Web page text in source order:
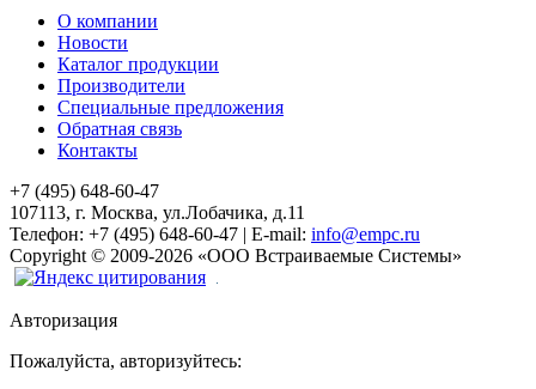
О компании
Новости
Каталог продукции
Производители
Специальные предложения
Обратная связь
Контакты
+7 (495) 648-60-47
107113, г. Москва, ул.Лобачика, д.11
Телефон: +7 (495) 648-60-47 | E-mail: info@empc.ru
Copyright © 2009-2026 «ООО Встраиваемые Системы»
Авторизация
Пожалуйста, авторизуйтесь: